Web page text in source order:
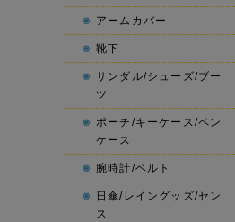
アームカバー
靴下
サンダル/シューズ/ブー
ツ
ポーチ/キーケース/ペン
ケース
腕時計/ベルト
日傘/レイングッズ/セン
ス